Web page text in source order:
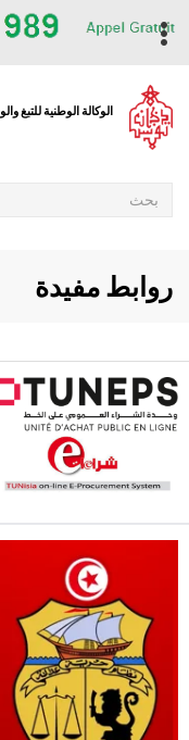
الوكالة الوطنية للتبغ والوقيد
روابط مفيدة